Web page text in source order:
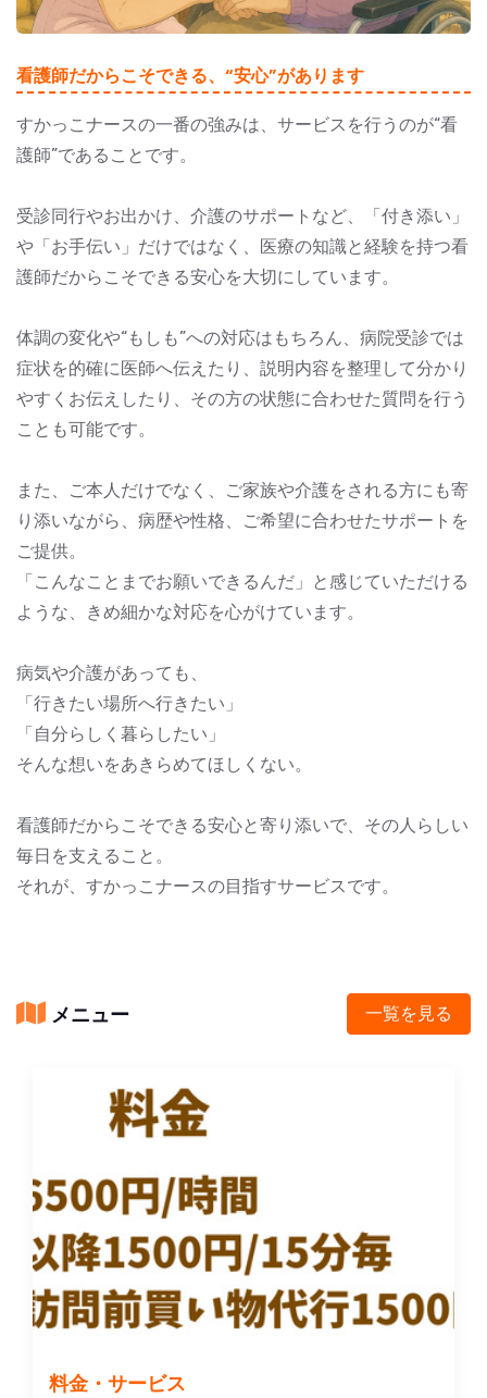
看護師だからこそできる、“安心”があります
すかっこナースの一番の強みは、サービスを行うのが“看
護師”であることです。
受診同行やお出かけ、介護のサポートなど、「付き添い」
や「お手伝い」だけではなく、医療の知識と経験を持つ看
護師だからこそできる安心を大切にしています。
体調の変化や“もしも”への対応はもちろん、病院受診では
症状を的確に医師へ伝えたり、説明内容を整理して分かり
やすくお伝えしたり、その方の状態に合わせた質問を行う
ことも可能です。
また、ご本人だけでなく、ご家族や介護をされる方にも寄
り添いながら、病歴や性格、ご希望に合わせたサポートを
ご提供。
「こんなことまでお願いできるんだ」と感じていただける
ような、きめ細かな対応を心がけています。
病気や介護があっても、
「行きたい場所へ行きたい」
「自分らしく暮らしたい」
そんな想いをあきらめてほしくない。
看護師だからこそできる安心と寄り添いで、その人らしい
毎日を支えること。
それが、すかっこナースの目指すサービスです。
メニュー 一覧を見る
料金・サービス